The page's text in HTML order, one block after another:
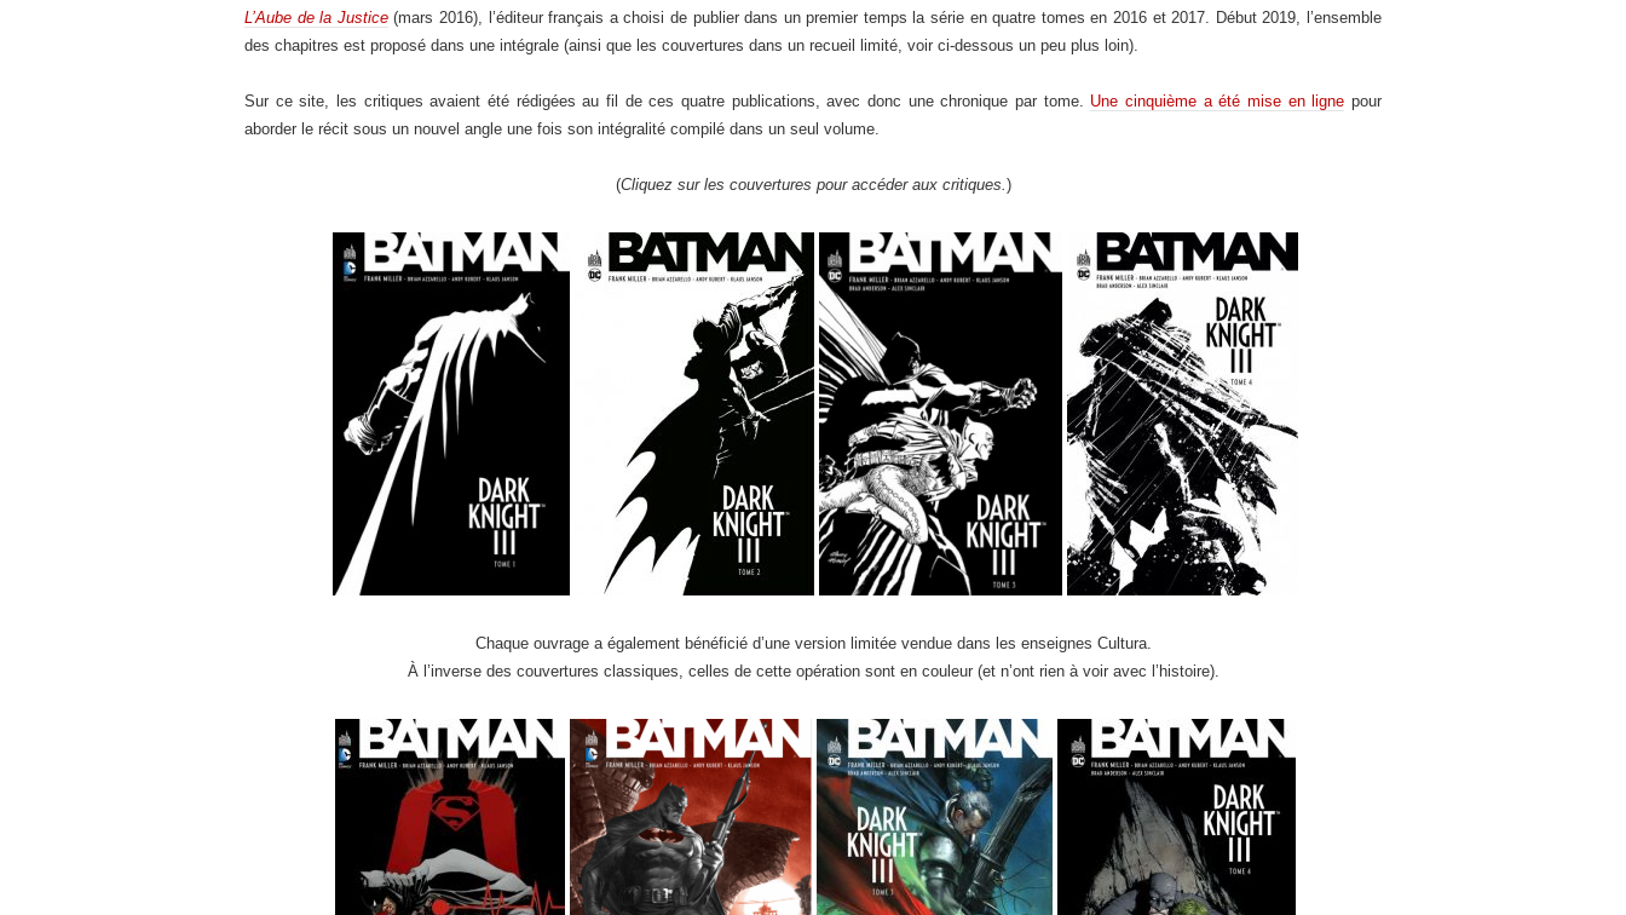
L’Aube de la Justice(mars 2016), l’éditeur français a choisi de publier dans un premier temps la série en quatre tomes en 2016 et 2017. Début 2019, l’ensemble
des chapitres est proposé dans une intégrale (ainsi que les couvertures dans un recueil limité, voir ci-dessous un peu plus loin).
Sur ce site, les critiques avaient été rédigées au fil de ces quatre publications, avec donc une chronique par tome. Une cinquième a été mise en ligne pour
aborder le récit sous un nouvel angle une fois son intégralité compilé dans un seul volume.
(Cliquez sur les couvertures pour accéder aux critiques.)
Chaque ouvrage a également bénéficié d’une version limitée vendue dans les enseignes Cultura.
À l’inverse des couvertures classiques, celles de cette opération sont en couleur (et n’ont rien à voir avec l’histoire).